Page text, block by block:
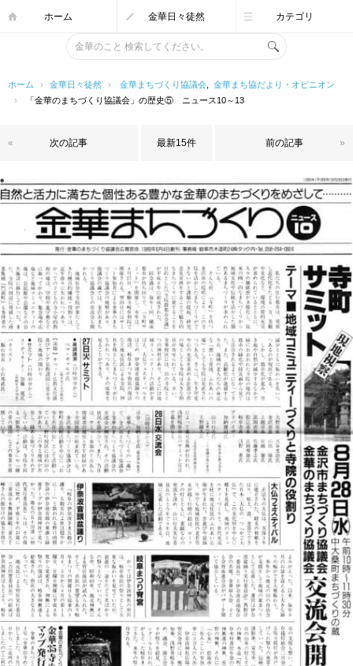
ホーム 金華日々徒然 カテゴリ
ホーム › 金華日々徒然 › 金華まちづくり協議会
金華まち協だより・オピニオン
›
「金華のまちづくり協議会」の歴史⑤ ニュース10～13
次の記事
« 最新15件 前の記事 »